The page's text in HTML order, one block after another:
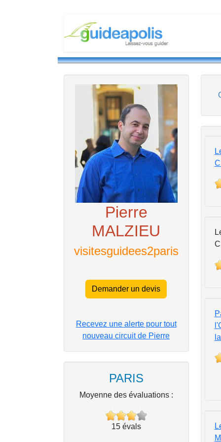
Pierre
MALZIEU
visitesguidees2paris
Demander un devis
Recevez une alerte pour tout
nouveau circuit de Pierre
PARIS
Moyenne des évaluations :
15évals